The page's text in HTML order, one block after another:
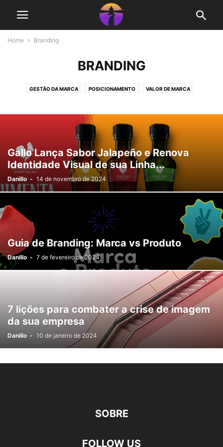
Home Branding
BRANDING
GESTÃO DA MARCA POSICIONAMENTO VALOR DE MARCA
Gallo Lança Sabor Jalapeño e Renova
Identidade Visual de sua Linha...
Danillo - 14 de novembro de 2024
Guia de Branding: Marca vs Produto
Danillo - 7 de fevereiro de 2024
7 lições para combater a crise de imagem
da sua empresa
Danillo - 10 de janeiro de 2024
SOBRE
FOLLOW US